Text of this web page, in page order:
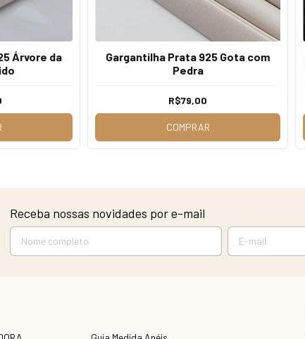
Árvore da
Gargantilha Prata 925 Gota com
Pedra
R$79,00
COMPRAR
Receba nossas novidades por e-mail